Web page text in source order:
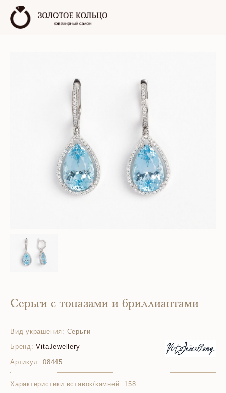
Серьги с топазами и бриллиантами
Вид украшения: Серьги
Бренд: VitaJewellery
Артикул: 08445
Характеристики вставок/камней: 158